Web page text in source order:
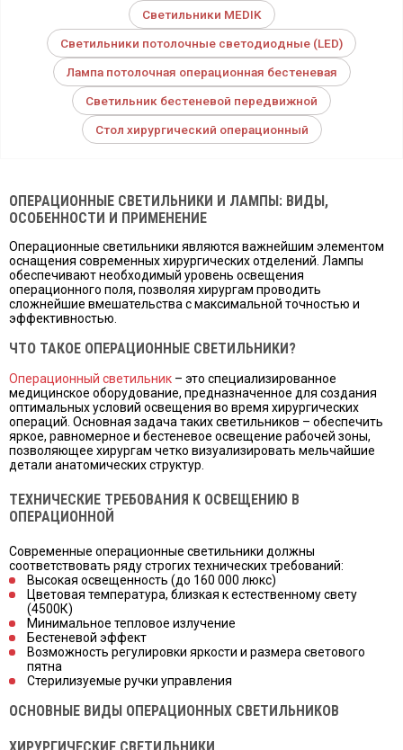
Светильники MEDIK
Светильники потолочные светодиодные (LED)
Лампа потолочная операционная бестеневая
Светильник бестеневой передвижной
Стол хирургический операционный
ОПЕРАЦИОННЫЕ СВЕТИЛЬНИКИ И ЛАМПЫ: ВИДЫ,
ОСОБЕННОСТИ И ПРИМЕНЕНИЕ
Операционные светильники являются важнейшим элементом
оснащения современных хирургических отделений. Лампы
обеспечивают необходимый уровень освещения
операционного поля, позволяя хирургам проводить
сложнейшие вмешательства с максимальной точностью и
эффективностью.
ЧТО ТАКОЕ ОПЕРАЦИОННЫЕ СВЕТИЛЬНИКИ?
Операционный светильник – это специализированное
медицинское оборудование, предназначенное для создания
оптимальных условий освещения во время хирургических
операций. Основная задача таких светильников – обеспечить
яркое, равномерное и бестеневое освещение рабочей зоны,
позволяющее хирургам четко визуализировать мельчайшие
детали анатомических структур.
ТЕХНИЧЕСКИЕ ТРЕБОВАНИЯ К ОСВЕЩЕНИЮ В
ОПЕРАЦИОННОЙ
Современные операционные светильники должны
соответствовать ряду строгих технических требований:
Высокая освещенность (до 160 000 люкс)
Цветовая температура, близкая к естественному свету
(4500К)
Минимальное тепловое излучение
Бестеневой эффект
Возможность регулировки яркости и размера светового
пятна
Стерилизуемые ручки управления
ОСНОВНЫЕ ВИДЫ ОПЕРАЦИОННЫХ СВЕТИЛЬНИКОВ